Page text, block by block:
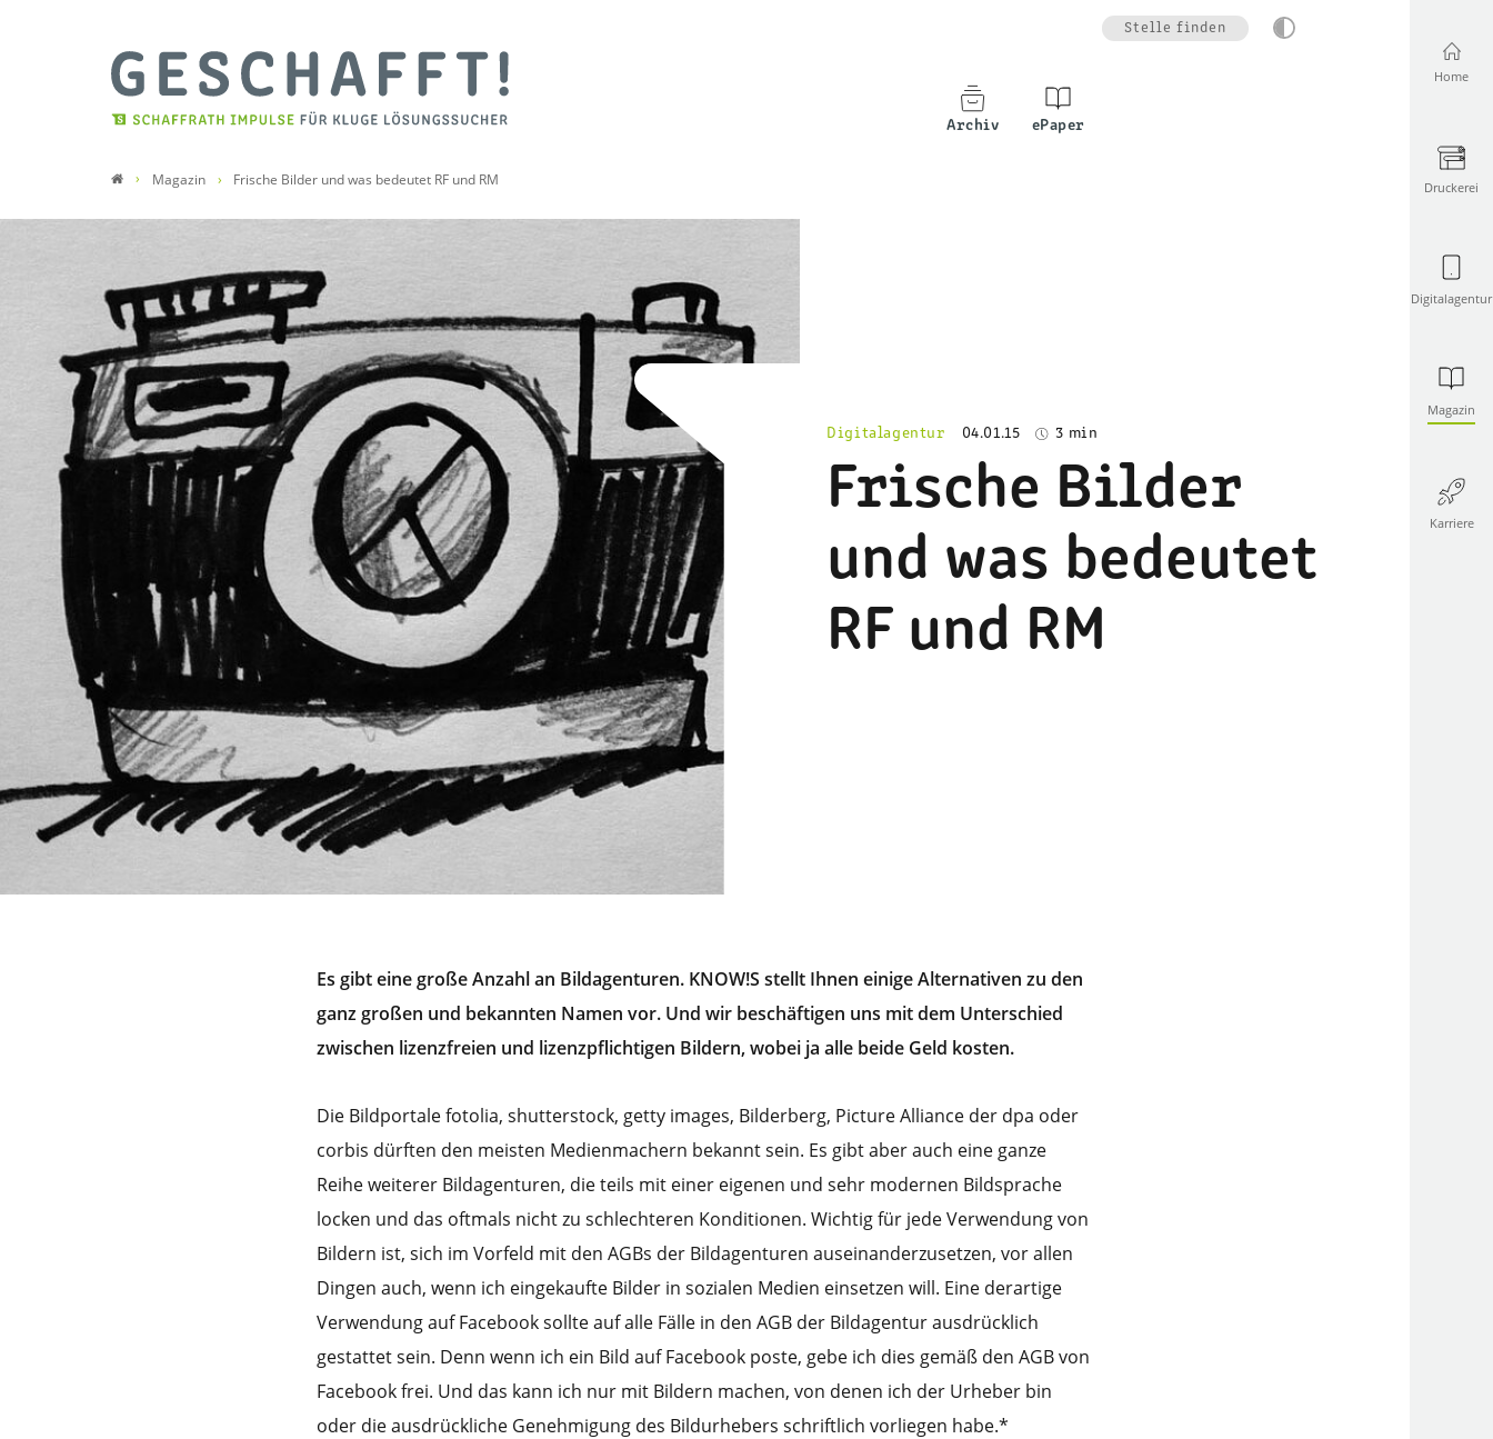
Home
Druckerei
Digitalagentur
Magazin
Karriere
Stelle finden
Archiv ePaper
Magazin Frische Bilder und was bedeutet RF und RM
Digitalagentur 04.01.15 3 min
Frische Bilder
und was bedeutet
RF und RM
Es gibt eine große Anzahl an Bildagenturen. KNOW!S stellt Ihnen einige Alternativen zu den
ganz großen und bekannten Namen vor. Und wir beschäftigen uns mit dem Unterschied
zwischen lizenzfreien und lizenzpflichtigen Bildern, wobei ja alle beide Geld kosten.
Die Bildportale fotolia, shutterstock, getty images, Bilderberg, Picture Alliance der dpa oder
corbis dürften den meisten Medienmachern bekannt sein. Es gibt aber auch eine ganze
Reihe weiterer Bildagenturen, die teils mit einer eigenen und sehr modernen Bildsprache
locken und das oftmals nicht zu schlechteren Konditionen. Wichtig für jede Verwendung von
Bildern ist, sich im Vorfeld mit den AGBs der Bildagenturen auseinanderzusetzen, vor allen
Dingen auch, wenn ich eingekaufte Bilder in sozialen Medien einsetzen will. Eine derartige
Verwendung auf Facebook sollte auf alle Fälle in den AGB der Bildagentur ausdrücklich
gestattet sein. Denn wenn ich ein Bild auf Facebook poste, gebe ich dies gemäß den AGB von
Facebook frei. Und das kann ich nur mit Bildern machen, von denen ich der Urheber bin
oder die ausdrückliche Genehmigung des Bildurhebers schriftlich vorliegen habe.*